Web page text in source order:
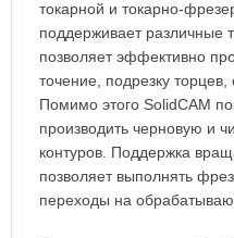
токарной и токарно-
поддерживает различные
позволяет эффективно
точение, подрезку торцев,
Помимо этого SolidCAM
производить черновую и
контуров. Поддержка
позволяет выполнять
переходы на